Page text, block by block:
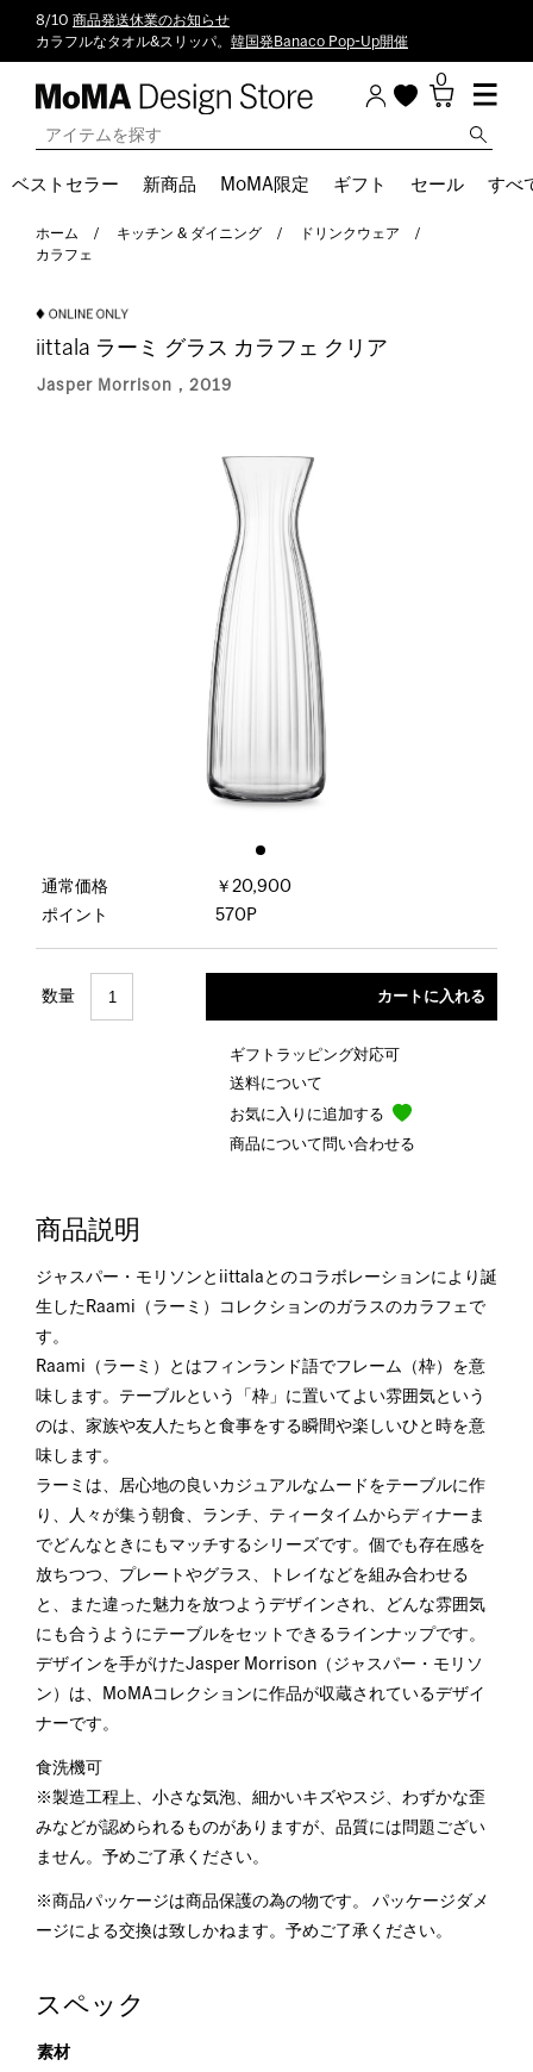
8/10 商品発送休業のお知らせ
カラフルなタオル&スリッパ。 韓国発Banaco Pop-Up開催
0
ベストセラー 新商品 MoMA限定 ギフト セール すべ
ホーム キッチン & ダイニング
ドリンクウェア
カラフェ
iittala ラーミ グラス カラフェ クリア
Jasper Morrison，2019
通常価格
￥20,900
ポイント
570P
数量
ギフトラッピング対応可
送料について
お気に入りに追加する
商品について問い合わせる
商品説明
ジャスパー・モリソンとiittalaとのコラボレーションにより誕
生したRaami（ラーミ）コレクションのガラスのカラフェで
す。
Raami（ラーミ）とはフィンランド語でフレーム（枠）を意
味します。テーブルという「枠」に置いてよい雰囲気という
のは、家族や友人たちと食事をする瞬間や楽しいひと時を意
味します。
ラーミは、居心地の良いカジュアルなムードをテーブルに作
り、人々が集う朝食、ランチ、ティータイムからディナーま
でどんなときにもマッチするシリーズです。個でも存在感を
放ちつつ、プレートやグラス、トレイなどを組み合わせる
と、また違った魅力を放つようデザインされ、どんな雰囲気
にも合うようにテーブルをセットできるラインナップです。
デザインを手がけたJasper Morrison（ジャスパー・モリソ
ン）は、MoMAコレクションに作品が収蔵されているデザイ
ナーです。
食洗機可
※製造工程上、小さな気泡、細かいキズやスジ、わずかな歪
みなどが認められるものがありますが、品質には問題ござい
ません。予めご了承ください。
※商品パッケージは商品保護の為の物です。 パッケージダメ
ージによる交換は致しかねます。予めご了承ください。
スペック
素材